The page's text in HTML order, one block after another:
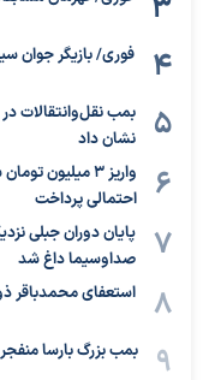
فوری/ بازیگر جوان
بمب نقل‌وانتقالات
نشان داد
واریز ۳
احتمالی پرداخت
پایان دوران جبلی
صداوسیما داغ شد
استعفای محمدباقر
بمب بزرگ بارسا